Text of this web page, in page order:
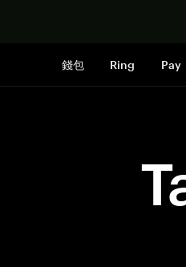
錢包 Ring Pay